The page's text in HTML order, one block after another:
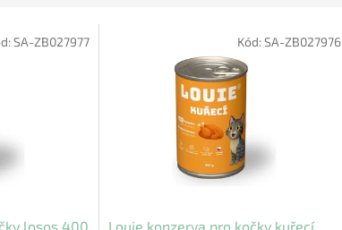
losos 400
SA-ZB027977
Louie konzerva pro kočky kuřecí
Kód:SA-ZB027976